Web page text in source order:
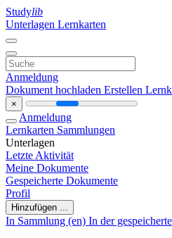
Studylib
Unterlagen Lernkarten
Anmeldung
Dokument hochladen Erstellen
×
Anmeldung
Lernkarten Sammlungen
Unterlagen
Letzte Aktivität
Meine Dokumente
Gespeicherte Dokumente
Profil
Hinzufügen ...
In Sammlung (en) In der